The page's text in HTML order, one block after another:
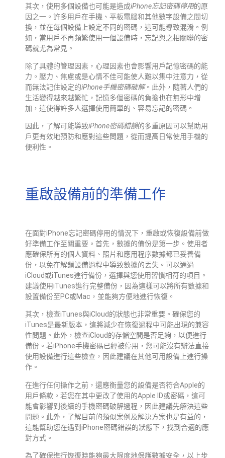
其次，使用多個設備也可能是造成iPhone忘記密碼停用的原
因之一。許多用戶在手機、平板電腦和其他數字設備之間切
換，並在每個設備上設定不同的密碼，這可能導致混淆。例
如，當用戶不再頻繁使用一個設備時，忘記與之相關聯的密
碼就尤為常見。
除了具體的管理因素，心理因素也會影響用戶記憶密碼的能
力。壓力、焦慮或是心情不佳可能使人難以集中注意力，從
而無法記住設定的iPhone手機密碼破解。此外，隨著人們的
生活變得越來越繁忙，記憶多個密碼的負擔也在無形中增
加，這使得許多人選擇使用簡單的、容易忘記的密碼。
因此，了解可能導致iPhone密碼錯誤的多重原因可以幫助用
戶更有效地預防和應對這些問題，從而提高日常使用手機的
便利性。
重啟設備前的準備工作
在面對iPhone忘記密碼停用的情況下，重啟或恢復設備前做
好準備工作至關重要。首先，數據的備份是第一步。使用者
應確保所有的個人資料、照片和應用程序數據都已妥善備
份，以免在解鎖設備過程中導致數據的丟失。可以通過
iCloud或iTunes進行備份，選擇與您使用習慣相符的項目。
建議使用iTunes進行完整備份，因為這樣可以將所有數據和
設置備份至PC或Mac，並能夠方便地進行恢復。
其次，檢查iTunes與iCloud的狀態也非常重要。確保您的
iTunes是最新版本，這將減少在恢復過程中可能出現的兼容
性問題。此外，檢查iCloud的存儲空間是否足夠，以便進行
備份。若iPhone手機密碼已經被停用，您可能沒有辦法直接
使用設備進行這些檢查，因此建議在其他可用設備上進行操
作。
在進行任何操作之前，還應衡量您的設備是否符合Apple的
用戶條款。若您在其中更改了使用的Apple ID或密碼，這可
能會影響到後續的手機密碼破解過程，因此建議先解決這些
問題。此外，了解目前的類似案例及解決方案也是有益的，
這能幫助您在遇到iPhone密碼錯誤的狀態下，找到合適的應
對方式。
為了確保進行恢復時能夠最大限度地保護數據安全，以上步